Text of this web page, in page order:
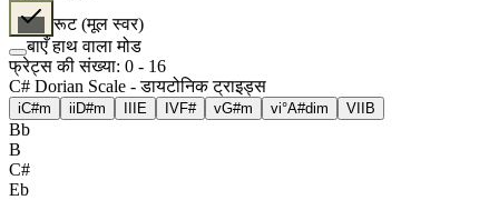
रूट (मूल स्वर)
बाएँ हाथ वाला मोड
फ्रेट्स की संख्या: 0 - 16
C# Dorian Scale - डायटोनिक ट्राइड्स
iC#m ii D#m E IVF# vG#m vi°A#dim VII B
Bb
B
C#
Eb